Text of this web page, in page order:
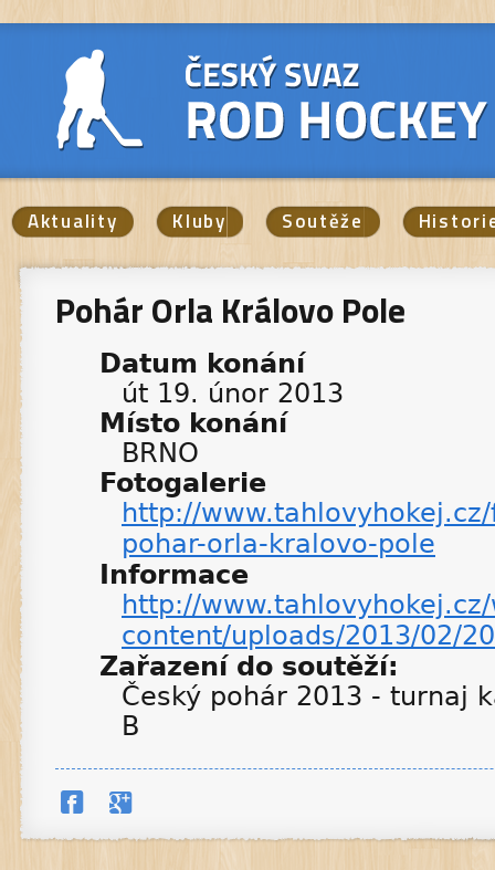
Aktuality Kluby Soutěže
Pohár Orla Královo Pole
Datum konání
út 19. únor 2013
Místo konání
BRNO
Fotogalerie
http://
pohar-orla-kralovo-pole
Informace
http://
content/uploads/2013/02/
Zařazení do soutěží:
Český pohár 2013 - turnaj
B